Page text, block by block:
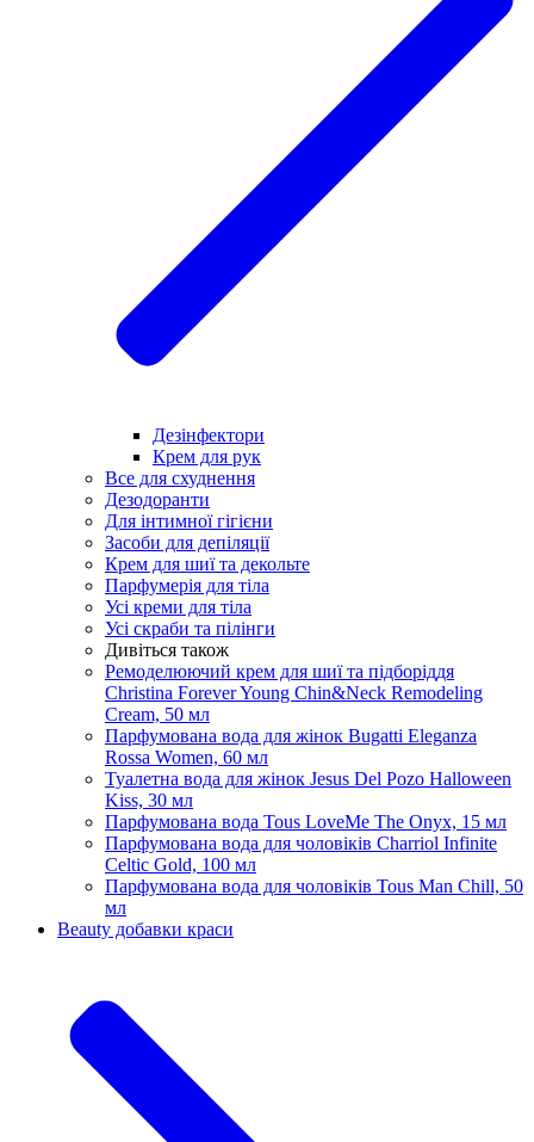
Дезінфектори
Крем для рук
Все для схуднення
Дезодоранти
Для інтимної гігієни
Засоби для депіляції
Крем для шиї та декольте
Парфумерія для тіла
Усі креми для тіла
Усі скраби та пілінги
Дивіться також
Ремоделюючий крем для шиї та підборіддя
Christina Forever Young Chin&Neck Remodeling
Cream, 50 мл
Парфумована вода для жінок Bugatti Eleganza
Rossa Women, 60 мл
Туалетна вода для жінок Jesus Del Pozo Halloween
Kiss, 30 мл
Парфумована вода Tous LoveMe The Onyx, 15 мл
Парфумована вода для чоловіків Charriol Infinite
Celtic Gold, 100 мл
Парфумована вода для чоловіків Tous Man Chill, 50
мл
Beauty добавки краси